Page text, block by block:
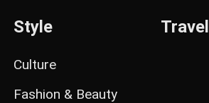
Style
Culture
Fashion & Beauty
Travel